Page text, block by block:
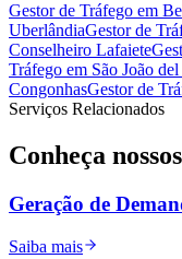
Gestor de Tráfego em
UberlândiaGestor de
Conselheiro Lafaiete
Tráfego em São João
CongonhasGestor de
Serviços Relacionados
Conheça nossos
Geração de
Saiba mais